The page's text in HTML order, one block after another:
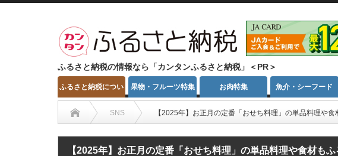
ふるさと納税の情報なら「カンタンふるさと納税」＜PR＞
ふるさと納税につい
て
果物・フルーツ特集 お肉特集 魚介・シーフード
SNS 【2025年】お正月の定番「おせち料理」の単品料理や
【2025年】お正月の定番「おせち料理」の単品料理や食材も